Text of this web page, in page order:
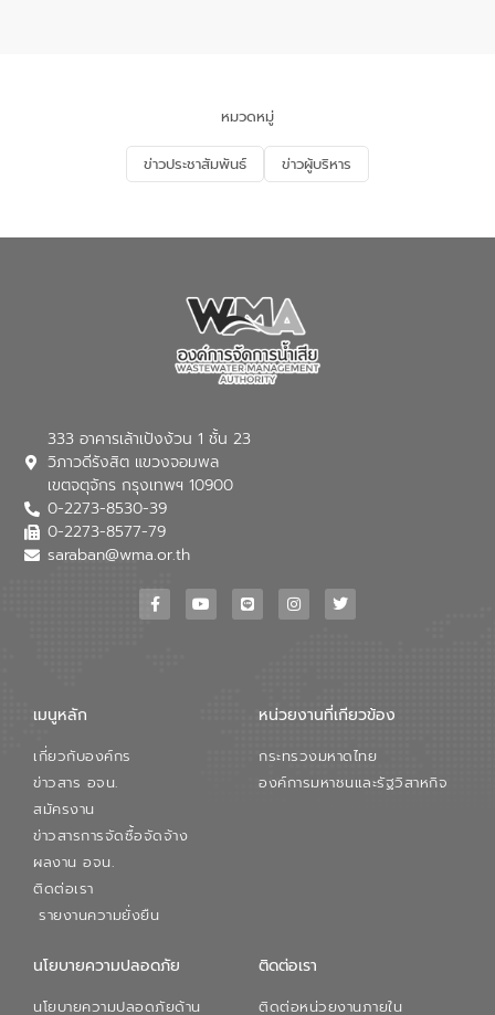
ด้านน้ำของประเทศ และเตรียมความพร้อม
รองรับการเติบโตของเมือง รวมถึงการ
ลงทุนในอุตสาหกรรมแห่งอนาคต ตลอดจน
มุ่งตอบโจทย์ความท้าทายจากวิกฤตการ
ในครั้งนี้เป็นการดึงจุดแข็งและความ
(อจน.) มาผสานกับประสบการณ์และ
เทคโนโลยีโครงข่ายน้ำครบวงจรในพื้นที่ EEC
ของอีสท์ วอเตอร์ เพื่อร่วมกันศึกษา
เทคโนโลยีการปรับปรุงคุณภาพน้ำ (Water
Reuse) และพัฒนารูปแบบการดำเนินงาน
ใช้น้ำที่พุ่งสูงขึ้นจากการขยายตัวของ
การองค์การจัดการน้ำเสีย กล่าวถึงภารกิจ
เพื่อสนับสนุนการพัฒนาเมืองอย่างยั่งยืน
ขณะที่ นายบดินทร์ อุดล กรรมการผู้อำนวย
สมดุลทางเศรษฐกิจและสิ่งแวดล้อมได้อย่าง
ภาคเอกชนในครั้งนี้ นับเป็นก้าวสำคัญของ
องค์การจัดการน้ำเสีย (อจน.) ในการร่วมวาง
หมวดหมู่
ข่าวประชาสัมพันธ์ ข่าวผู้บริหาร
333 อาคารเล้าเป้งง้วน 1 ชั้น 23
วิภาวดีรังสิต แขวงจอมพล
เขตจตุจักร กรุงเทพฯ 10900
0-2273-8530-39
0-2273-8577-79
saraban@wma.or.th
เมนูหลัก
เกี่ยวกับองค์กร
ข่าวสาร อจน.
สมัครงาน
ข่าวสารการจัดซื้อจัดจ้าง
ผลงาน อจน.
ติดต่อเรา
รายงานความยั่งยืน
หน่วยงานที่เกียวข้อง
กระทรวงมหาดไทย
องค์การมหาชนและรัฐวิสาหกิจ
นโยบายความปลอดภัย
นโยบายความปลอดภัยด้าน
ติดต่อเรา
ติดต่อหน่วยงานภายใน